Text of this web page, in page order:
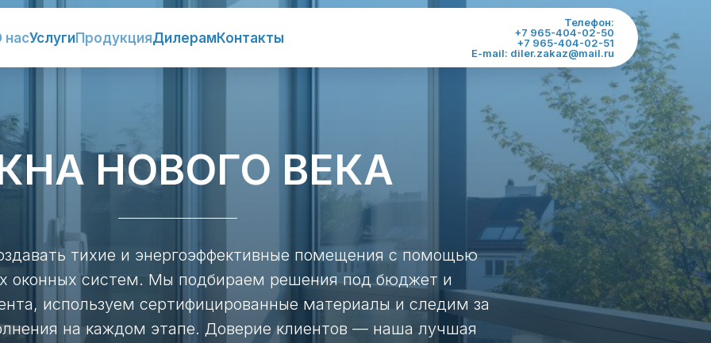
насУслугиПродукцияДилерамКонтакты
Телефон:
+7 965-404-02-50
+7 965-404-02-51
E-mail: diler.zakaz@mail.ru
НОВОГО ВЕКА
тихие и энергоэффективные помещения с помощью
оконных систем. Мы подбираем решения под бюджет и
используем сертифицированные материалы и следим за
на каждом этапе. Доверие клиентов — наша лучшая